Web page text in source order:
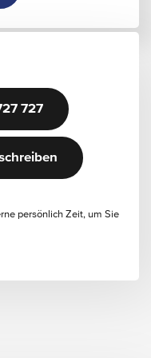
727
persönlich Zeit, um Sie